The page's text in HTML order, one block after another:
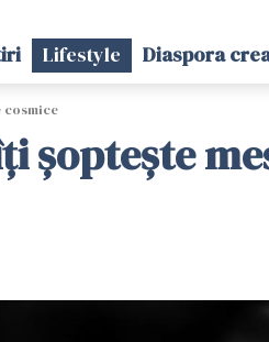
Lifestyle Diaspora
cosmice
șoptește